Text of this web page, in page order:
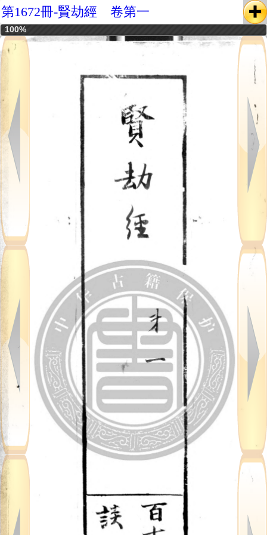
第1672冊-賢劫經 卷第一
100%